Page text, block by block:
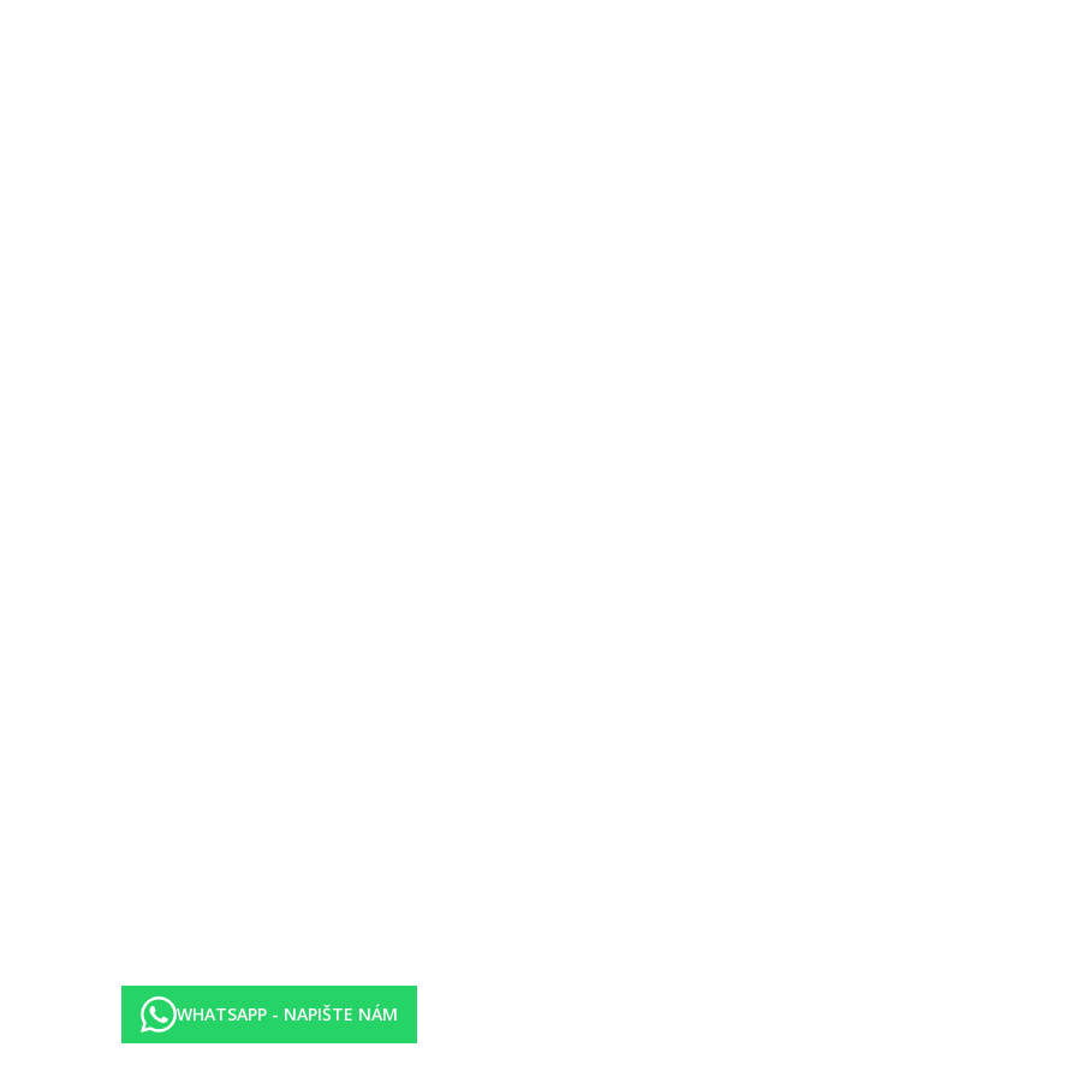
V zahradě bazén s mořskou vodou, lehátka a slunečníky zdarma, bar u bazénu.
u hotelu, lehátka a slunečníky za poplatek, osušky na depozit.
bufetu
stolní tenis, horská kola.
WHATSAPP - NAPIŠTE NÁM